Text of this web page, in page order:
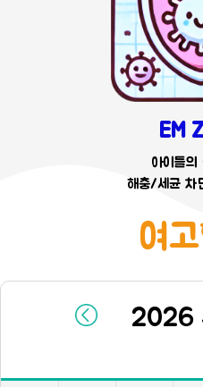
EM
아이들의
해충/세균 차
여